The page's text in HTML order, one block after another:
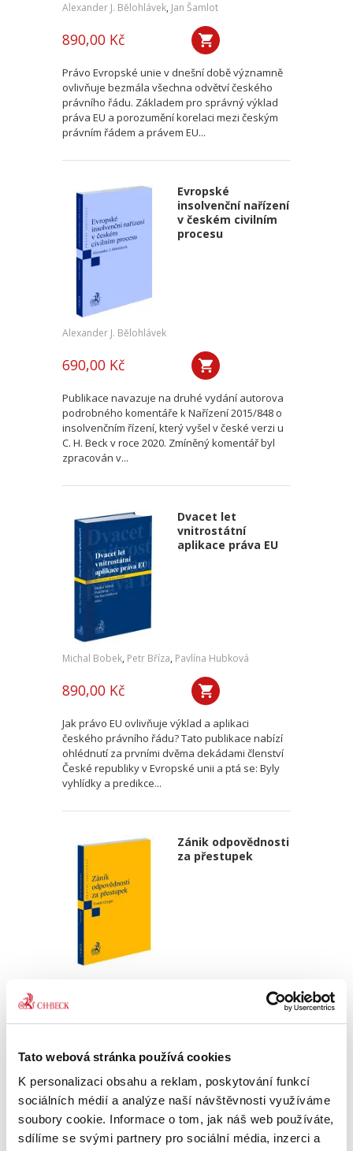
Tato webová stránka používá cookies
K personalizaci obsahu a reklam, poskytování funkcí
sociálních médií a analýze naší návštěvnosti využíváme
soubory cookie. Informace o tom, jak náš web používáte,
sdílíme se svými partnery pro sociální média, inzerci a
Alexander J. Bělohlávek, Jan Šamlot
890,00 Kč
Právo Evropské unie v dnešní době významně
ovlivňuje bezmála všechna odvětví českého
právního řádu. Základem pro správný výklad
práva EU a porozumění korelaci mezi českým
právním řádem a právem EU...
Evropské
insolvenční nařízení
v českém civilním
procesu
Alexander J. Bělohlávek
690,00 Kč
Publikace navazuje na druhé vydání autorova
podrobného komentáře k Nařízení 2015/848 o
insolvenčním řízení, který vyšel v české verzi u
C. H. Beck v roce 2020. Zmíněný komentář byl
zpracován v...
Dvacet let
vnitrostátní
aplikace práva EU
Michal Bobek, Petr Bříza, Pavlína Hubková
890,00 Kč
Jak právo EU ovlivňuje výklad a aplikaci
českého právního řádu? Tato publikace nabízí
ohlédnutí za prvními dvěma dekádami členství
České republiky v Evropské unii a ptá se: Byly
vyhlídky a predikce...
Zánik odpovědnosti
za přestupek
550,00 Kč
Publikace je primárně určena odborníkům z řad
správněprávní teorie a praxe, zejména
advokátům, akademikům, soudcům správních
soudů nebo pracovníkům správních úřadů
všech druhů a stupňů. Představuje...